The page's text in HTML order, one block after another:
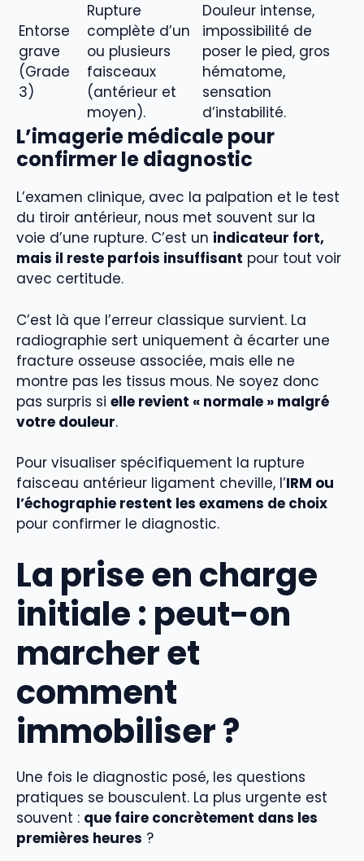
Entorse
grave
(Grade
3)
Rupture
complète d’un
ou plusieurs
faisceaux
(antérieur et
moyen).
Douleur intense,
impossibilité de
poser le pied, gros
hématome,
sensation
d’instabilité.
L’imagerie médicale pour
confirmer le diagnostic
L’examen clinique, avec la palpation et le test
du tiroir antérieur, nous met souvent sur la
voie d’une rupture. C’est un indicateur fort,
mais il reste parfois insuffisant pour tout voir
avec certitude.
C’est là que l’erreur classique survient. La
radiographie sert uniquement à écarter une
fracture osseuse associée, mais elle ne
montre pas les tissus mous. Ne soyez donc
pas surpris si elle revient « normale » malgré
votre douleur.
Pour visualiser spécifiquement la rupture
faisceau antérieur ligament cheville, l’IRM ou
l’échographie restent les examens de choix
pour confirmer le diagnostic.
La prise en charge
initiale : peut-on
marcher et
comment
immobiliser ?
Une fois le diagnostic posé, les questions
pratiques se bousculent. La plus urgente est
souvent : que faire concrètement dans les
premières heures ?